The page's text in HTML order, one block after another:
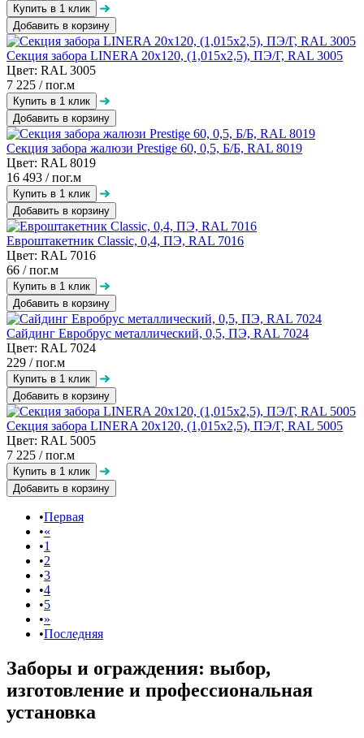
Добавить в корзину
Секция забора LINERA 20х120, (1,015х2,5), ПЭ/Г, RAL 3005
Цвет: RAL 3005
7 225 / пог.м
Добавить в корзину
Секция забора жалюзи Prestige 60, 0,5, Б/Б, RAL 8019
Цвет: RAL 8019
16 493 / пог.м
Добавить в корзину
Евроштакетник Classic, 0,4, ПЭ, RAL 7016
Цвет: RAL 7016
66 / пог.м
Добавить в корзину
Сайдинг Евробрус металлический, 0,5, ПЭ, RAL 7024
Цвет: RAL 7024
229 / пог.м
Добавить в корзину
Секция забора LINERA 20х120, (1,015х2,5), ПЭ/Г, RAL 5005
Цвет: RAL 5005
7 225 / пог.м
Добавить в корзину
Первая
«
1
2
3
4
5
»
Последняя
Заборы и ограждения: выбор,
изготовление и профессиональная
установка